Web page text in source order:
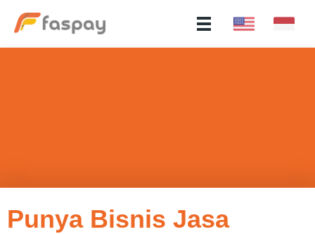
Punya Bisnis Jasa